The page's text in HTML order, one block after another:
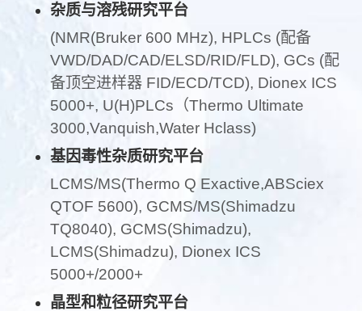
杂质与溶残研究平台
(NMR(Bruker 600 MHz), HPLCs (配备
VWD/DAD/CAD/ELSD/RID/FLD), GCs (配
备顶空进样器 FID/ECD/TCD), Dionex ICS
5000+, U(H)PLCs（Thermo Ultimate
3000,Vanquish,Water Hclass)
基因毒性杂质研究平台
LCMS/MS(Thermo Q Exactive,ABSciex
QTOF 5600), GCMS/MS(Shimadzu
TQ8040), GCMS(Shimadzu),
LCMS(Shimadzu), Dionex ICS
5000+/2000+
晶型和粒径研究平台